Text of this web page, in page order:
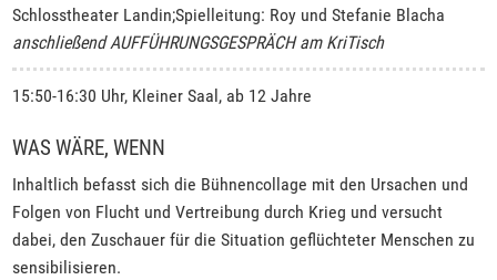
Schlosstheater Landin;Spielleitung: Roy und Stefanie Blacha
anschließend AUFFÜHRUNGSGESPRÄCH am KriTisch
15:50-16:30 Uhr, Kleiner Saal, ab 12 Jahre
WAS WÄRE, WENN
Inhaltlich befasst sich die Bühnencollage mit den Ursachen und
Folgen von Flucht und Vertreibung durch Krieg und versucht
dabei, den Zuschauer für die Situation geflüchteter Menschen zu
sensibilisieren.